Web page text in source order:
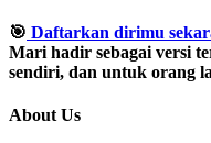
🎯 Daftarkan dirimu
Mari hadir sebagai versi
sendiri, dan untuk orang
About Us